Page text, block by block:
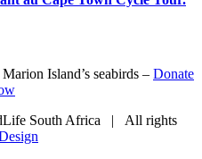
Island’s seabirds – Donate
South Africa | All rights